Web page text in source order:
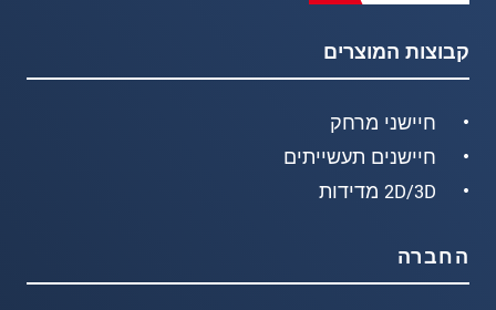
קבוצות המוצרים
חיישני מרחק
חיישנים תעשייתים
2D/3D מדידות
החברה